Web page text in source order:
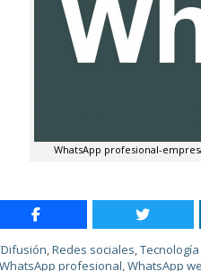
WhatsApp profesional-
,Redes sociales,Tecnología
WhatsApp profesional,WhatsApp